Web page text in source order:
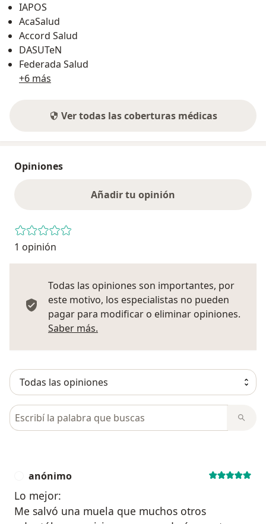
IAPOS
AcaSalud
Accord Salud
DASUTeN
Federada Salud
+6 más
Ver todas las coberturas médicas
Opiniones
Añadir tu opinión
1 opinión
Todas las opiniones son importantes, por
este motivo, los especialistas no pueden
pagar para modificar o eliminar opiniones.
Saber más.
Busca en opiniones
anónimo
Lo mejor:
Me salvó una muela que muchos otros